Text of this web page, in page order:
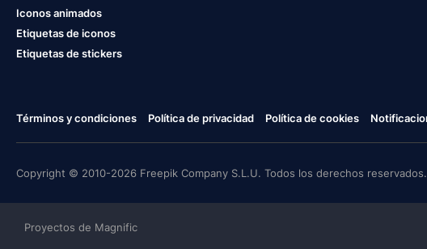
Iconos animados
Etiquetas de iconos
Etiquetas de stickers
Términos y condiciones Política de privacidad Política de cookies
Copyright © 2010-2026 Freepik Company S.L.U. Todos los derechos reservados.
Proyectos de Magnific